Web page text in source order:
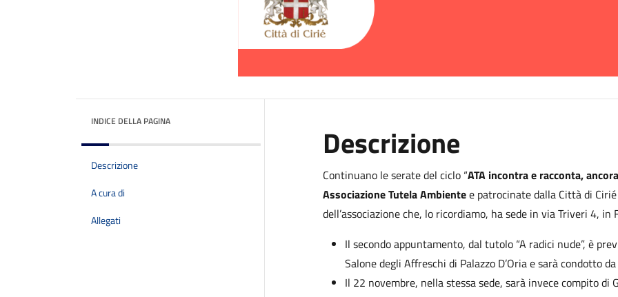
INDICE DELLA PAGINA
Descrizione
A cura di
Allegati
Descrizione
Continuano le serate del ciclo “ATA incontra e racconta,
Associazione Tutela Ambientee patrocinate dalla Città di
dell’associazione che, lo ricordiamo, ha sede in via Triveri 4, in
Il secondo appuntamento, dal tutolo “A radici nude”, è
Salone degli Affreschi di Palazzo D’Oria e sarà condotto
Il 22 novembre, nella stessa sede, sarà invece compito